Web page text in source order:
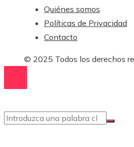
Quiénes somos
Políticas de Privacidad
Contacto
© 2025 Todos los derechos